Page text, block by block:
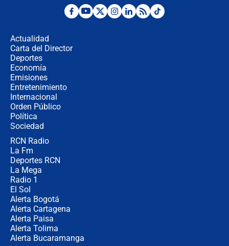
¿Por qué De la Espriella gobernará
Actualidad
Carta del Director
Deportes
Economía
Emisiones
Entretenimiento
Internacional
Orden Público
Política
Sociedad
RCN Radio
La Fm
Deportes RCN
La Mega
Radio 1
El Sol
Alerta Bogotá
Alerta Cartagena
Alerta Paisa
Alerta Tolima
Alerta Bucaramanga